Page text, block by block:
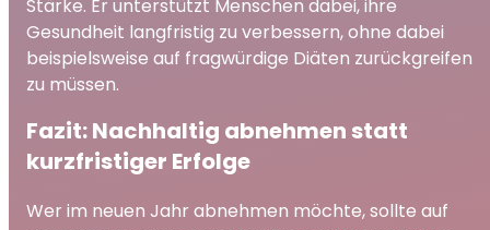
Stärke. Er unterstützt Menschen dabei, ihre
Gesundheit langfristig zu verbessern, ohne dabei
beispielsweise auf fragwürdige Diäten zurückgreifen
zu müssen.
Fazit: Nachhaltig abnehmen statt
kurzfristiger Erfolge
Wer im neuen Jahr abnehmen möchte, sollte auf